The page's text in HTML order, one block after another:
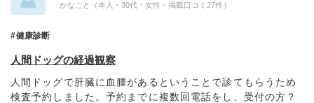
かなこと（本人・30代・女性・掲載口コミ27件）
健康診断
人間ドッグの経過観察
人間ドッグで肝臓に血腫があるということで診てもらうため
検査予約しました。予約までに複数回電話をし、受付の方？